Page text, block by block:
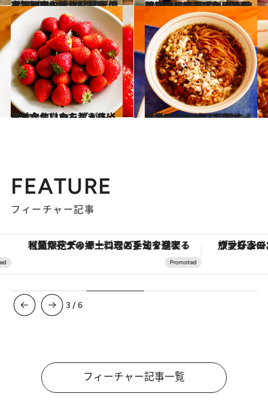
2024.4.24
【初めから読む】料理家・飛田和緒さん発！ 冷めても おいしい唐揚げのコツは衣のW使い！ 面倒な下処理を“したくなる”理由も
グルメ 2024.4.24
【続き#3を読む】「真摯なだからこそ真剣に答えました」 料理家・飛田和緒さんの新著『台所の相談室』に改めて込めた料理への想い
グルメ
2024.4.17
「甘くないいちご」に当たったら… いちごが多く並ぶ今、覚えておきたい 意外な使い方を教えます！
グルメ 2024.1.27
【絶品レシピ】高菜ポークそば 約10分で完成する簡単ラーメン 体も温まって染み入るおいしさ！
グルメ
FEATURE
フィーチャー記事
【夏限定ディナーコース】旬を迎える稚鮎や花ズッキーニなどをイタリア・トスカーナの郷土料理の手法で満喫！ ヴァシュロン・コンスタンタ
3 /6
フィーチャー記事一覧